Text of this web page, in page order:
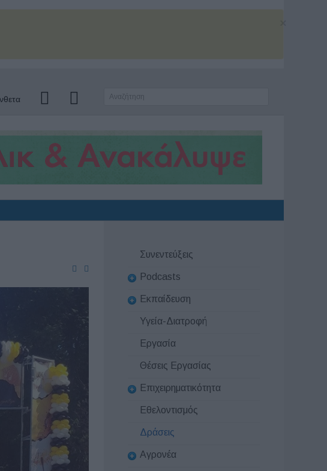
Συνεντεύξεις
Podcasts
Εκπαίδευση
Υγεία-Διατροφή
Εργασία
Θέσεις Εργασίας
Επιχειρηματικότητα
Εθελοντισμός
Δράσεις
Αγρονέα